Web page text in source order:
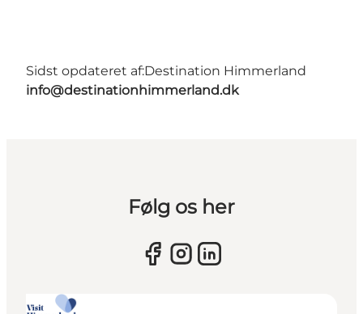
Sidst opdateret af:Destination Himmerland
info@destinationhimmerland.dk
Følg os her